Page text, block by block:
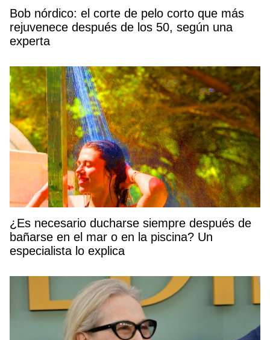
Bob nórdico: el corte de pelo corto que más
rejuvenece después de los 50, según una
experta
¿Es necesario ducharse siempre después de
bañarse en el mar o en la piscina? Un
especialista lo explica